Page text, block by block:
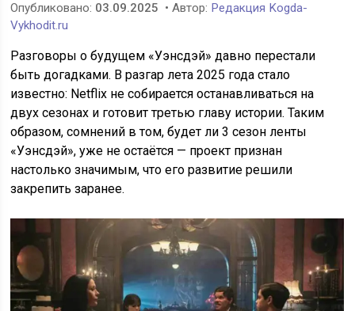
Опубликовано: 03.09.2025 • Автор: Редакция Kogda-
Vykhodit.ru
Разговоры о будущем «Уэнсдэй» давно перестали
быть догадками. В разгар лета 2025 года стало
известно: Netflix не собирается останавливаться на
двух сезонах и готовит третью главу истории. Таким
образом, сомнений в том, будет ли 3 сезон ленты
«Уэнсдэй», уже не остаётся — проект признан
настолько значимым, что его развитие решили
закрепить заранее.